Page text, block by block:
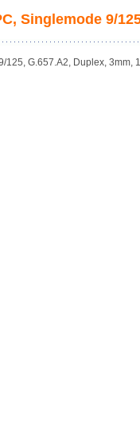
Singlemode 9/
125, G.657.A2, Duplex, 3mm,